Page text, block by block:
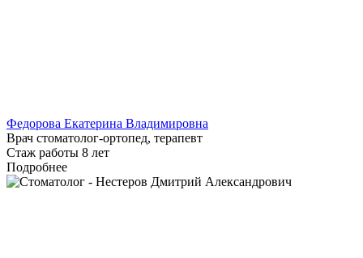
Федорова Екатерина Владимировна
Врач стоматолог-ортопед, терапевт
Стаж работы 8 лет
Подробнее